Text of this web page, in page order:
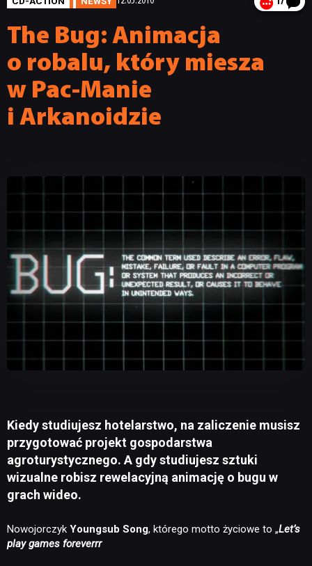
The Bug: Animacja
o robalu, który miesza
w Pac-Manie
i Arkanoidzie
Kiedy studiujesz hotelarstwo, na zaliczenie musisz
przygotować projekt gospodarstwa
agroturystycznego. A gdy studiujesz sztuki
wizualne robisz rewelacyjną animację o bugu w
grach wideo.
Nowojorczyk Youngsub Song, którego motto życiowe to „Let’s
play games foreverrr